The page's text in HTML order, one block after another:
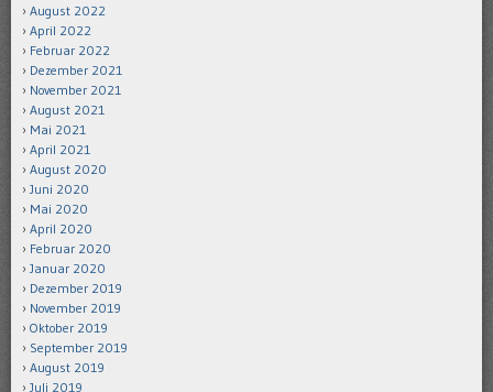
August 2022
April 2022
Februar 2022
Dezember 2021
November 2021
August 2021
Mai 2021
April 2021
August 2020
Juni 2020
Mai 2020
April 2020
Februar 2020
Januar 2020
Dezember 2019
November 2019
Oktober 2019
September 2019
August 2019
Juli 2019